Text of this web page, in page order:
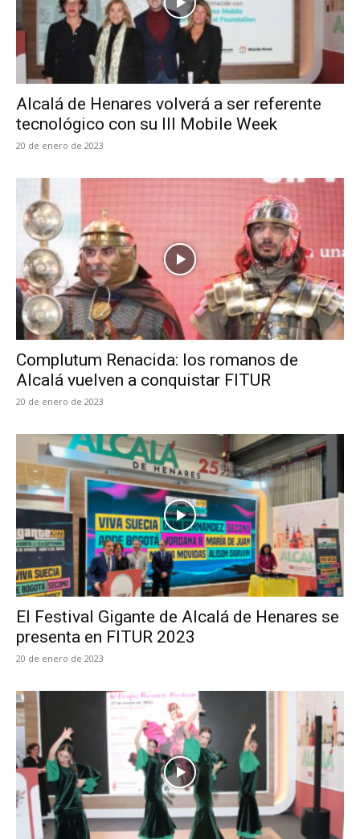
Alcalá de Henares volverá a ser referente
tecnológico con su III Mobile Week
20 de enero de 2023
Complutum Renacida: los romanos de
Alcalá vuelven a conquistar FITUR
20 de enero de 2023
El Festival Gigante de Alcalá de Henares se
presenta en FITUR 2023
20 de enero de 2023